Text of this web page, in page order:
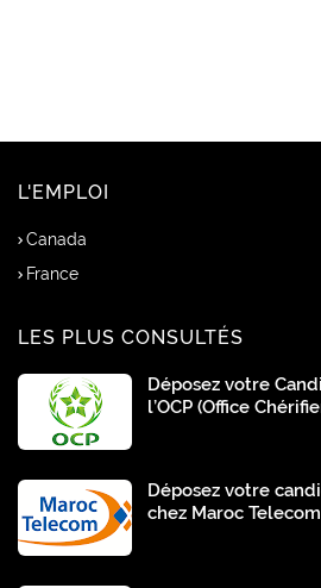
L'EMPLOI
Canada
France
LES PLUS CONSULTÉS
Déposez votre
l’OCP (Office
Déposez votre
chez Maroc